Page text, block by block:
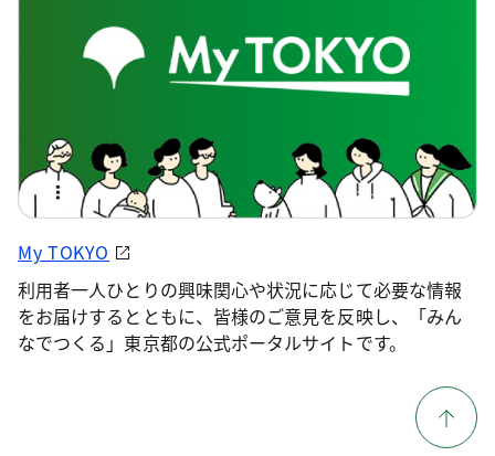
My TOKYO
利用者一人ひとりの興味関心や状況に応じて必要な情報
をお届けするとともに、皆様のご意見を反映し、「みん
なでつくる」東京都の公式ポータルサイトです。